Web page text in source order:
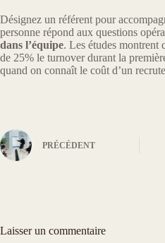
Désignez un référent pour
personne répond aux questions
dans l’équipe. Les études montrent
de 25% le turnover durant la
quand on connaît le coût d’un
PRÉCÉDENT
Laisser un commentaire